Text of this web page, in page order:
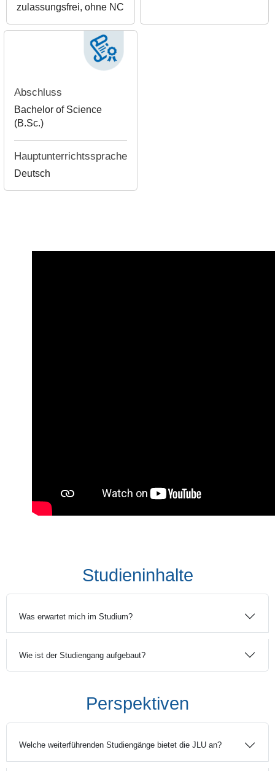
zulassungsfrei, ohne NC
Abschluss
Bachelor of Science
(B.Sc.)
Hauptunterrichtssprache
Deutsch
Studieninhalte
Was erwartet mich im Studium?
Wie ist der Studiengang aufgebaut?
Perspektiven
Welche weiterführenden Studiengänge bietet die JLU an?